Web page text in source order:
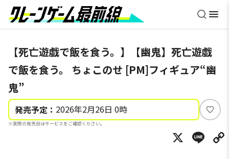
【死亡遊戯で飯を食う。】【幽鬼】死亡遊戯
で飯を食う。 ちょこのせ [PM]フィギュア“幽
鬼”
発売予定： 2026年2月26日 0時
※実際の発売日はサービスをご確認ください。
い
ね
X